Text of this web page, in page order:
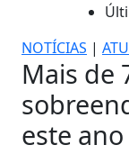
NOTÍCIAS |
Mais de
este